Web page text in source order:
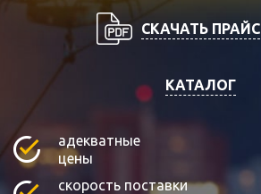
СКАЧАТЬ ПРАЙС
КАТАЛОГ
адекватные
цены
скорость поставки